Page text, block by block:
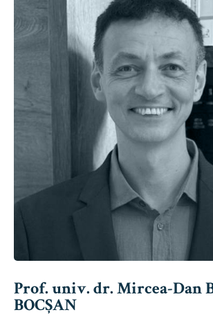
Prof. univ. dr. Mircea-Dan
BOCȘAN